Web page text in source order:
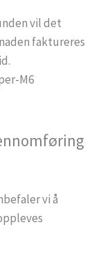
vil det
faktureres
M6
vi å